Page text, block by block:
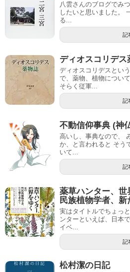
八雲さんのブログでみ
したいと思いました。
る...
記
ディオスコリデス
ディオスコリデスとい
で、薬物、植物につい
そらく従軍...
記
不動信仰事典 (神
高いし、事典なので、
か、と言われると そう
いて...
記
薬草ハンター、
民族植物学者、新
実はタイトルでちょっ
ンターといえば、日本
イベ...
記
松村潔の日記